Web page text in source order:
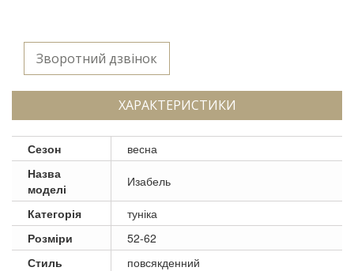
Зворотний дзвінок
ХАРАКТЕРИСТИКИ
Сезон
весна
Назва
моделі
Изабель
Категорія
туніка
Розміри
52-62
Стиль
повсякденний